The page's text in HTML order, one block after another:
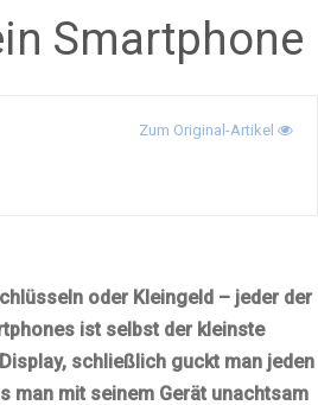
Smartphone
Zum Original-Artikel
oder Kleingeld – jeder der
ist selbst der kleinste
schließlich guckt man jeden
man mit seinem Gerät unachtsam